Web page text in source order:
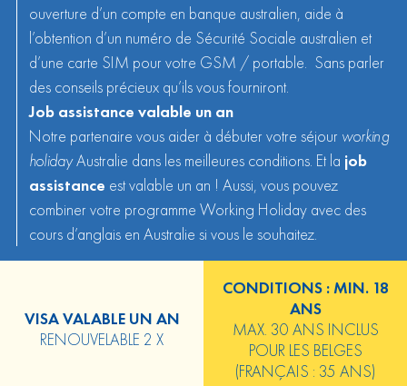
ouverture d’un compte en banque australien, aide à
l’obtention d’un numéro de Sécurité Sociale australien et
d’une carte SIM pour votre GSM / portable. Sans parler
des conseils précieux qu’ils vous fourniront.
Job assistance valable un an
Notre partenaire vous aider à débuter votre séjour working
holidayAustralie dans les meilleures conditions. Et la job
assistance est valable un an ! Aussi, vous pouvez
combiner votre programme Working Holiday avec des
cours d’anglais en Australie si vous le souhaitez.
VISA VALABLE UN AN
RENOUVELABLE 2 X
CONDITIONS : MIN. 18
ANS
MAX. 30 ANS INCLUS
POUR LES BELGES
(FRANÇAIS : 35 ANS)